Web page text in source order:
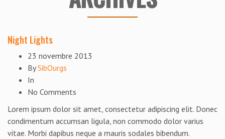
Night Lights
23 novembre 2013
BySibOurgs
In
No Comments
Lorem ipsum dolor sit amet, consectetur adipiscing elit. Donec
condimentum accumsan ligula, non commodo dolor varius
vitae. Morbi dapibus neque a mauris sodales bibendum.